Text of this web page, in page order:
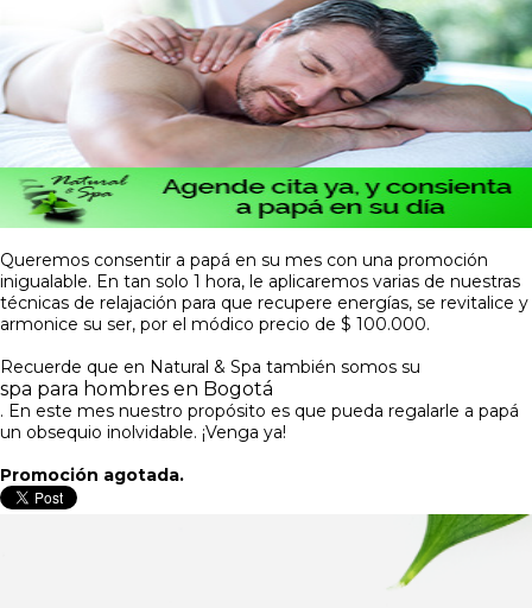
Queremos consentir a papá en su mes con una promoción
inigualable. En tan solo 1 hora, le aplicaremos varias de nuestras
técnicas de relajación para que recupere energías, se revitalice y
armonice su ser, por el módico precio de $ 100.000.
Recuerde que en Natural & Spa también somos su
spa para hombres en Bogotá
. En este mes nuestro propósito es que pueda regalarle a papá
un obsequio inolvidable. ¡Venga ya!
Promoción agotada.